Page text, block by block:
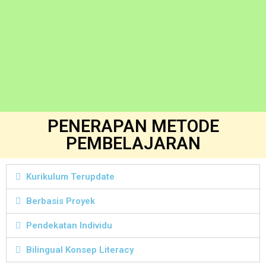
PENERAPAN METODE
PEMBELAJARAN
Kurikulum Terupdate
Berbasis Proyek
Pendekatan Individu
Bilingual Konsep Literacy